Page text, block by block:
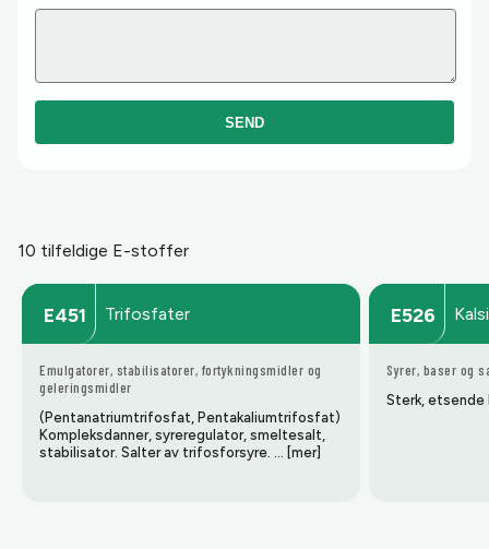
SEND
10 tilfeldige E-stoffer
E451 Trifosfater
Emulgatorer, stabilisatorer, fortykningsmidler og
geleringsmidler
(Pentanatriumtrifosfat, Pentakaliumtrifosfat)
Kompleksdanner, syreregulator, smeltesalt,
stabilisator. Salter av trifosforsyre. … [mer]
E526
Syrer, baser og
Sterk, etsende